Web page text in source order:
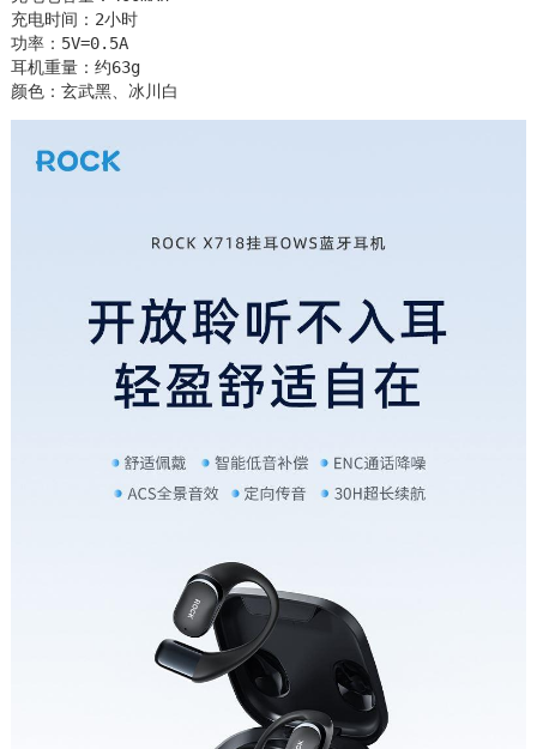
充电时间：2小时
功率：5V=0.5A
耳机重量：约63g
颜色：玄武黑、冰川白